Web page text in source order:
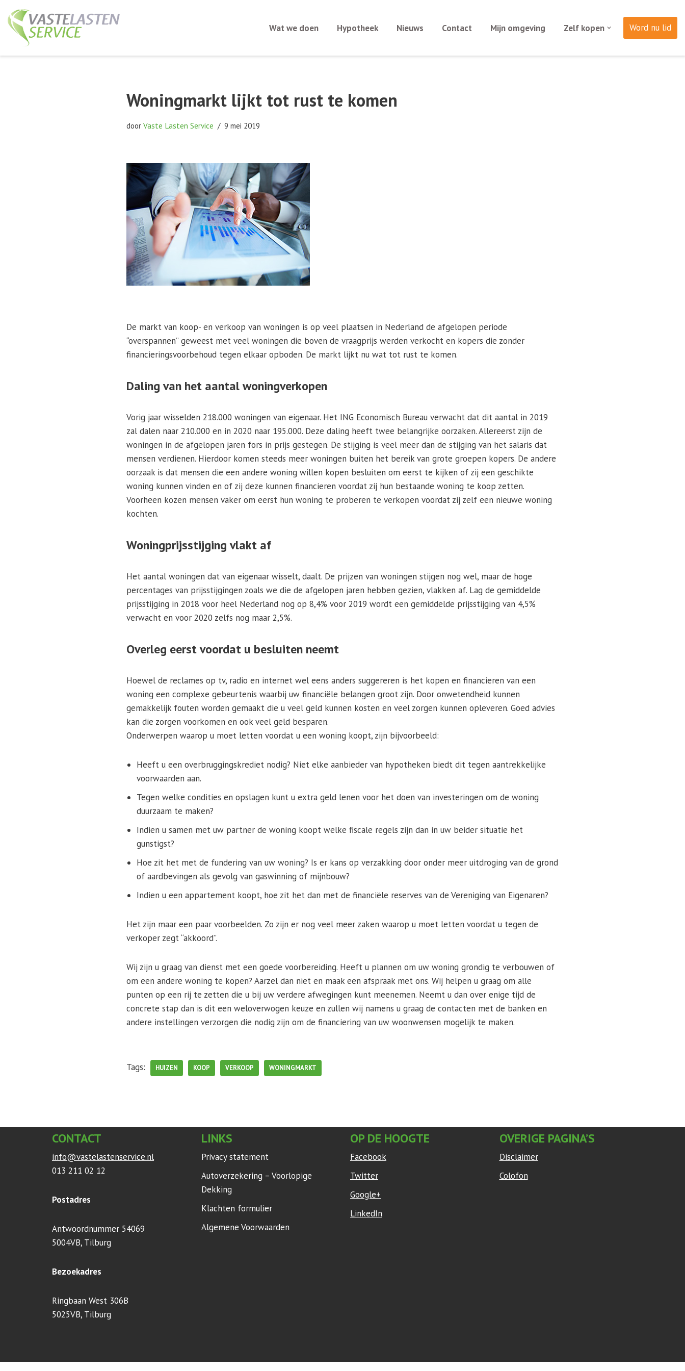
Ga
de
Wat we doen Hypotheek Nieuws Contact Mijn omgeving Zelf kopen Word nu lid
Woningmarkt lijkt tot rust te komen
doorVaste Lasten Service 9 mei 2019
De markt van koop- en verkoop van woningen is op veel plaatsen in Nederland de afgelopen periode
“overspannen” geweest met veel woningen die boven de vraagprijs werden verkocht en kopers die zonder
financieringsvoorbehoud tegen elkaar opboden. De markt lijkt nu wat tot rust te komen.
Daling van het aantal woningverkopen
Vorig jaar wisselden 218.000 woningen van eigenaar. Het ING Economisch Bureau verwacht dat dit aantal in 2019
zal dalen naar 210.000 en in 2020 naar 195.000. Deze daling heeft twee belangrijke oorzaken. Allereerst zijn de
woningen in de afgelopen jaren fors in prijs gestegen. De stijging is veel meer dan de stijging van het salaris dat
mensen verdienen. Hierdoor komen steeds meer woningen buiten het bereik van grote groepen kopers. De andere
oorzaak is dat mensen die een andere woning willen kopen besluiten om eerst te kijken of zij een geschikte
woning kunnen vinden en of zij deze kunnen financieren voordat zij hun bestaande woning te koop zetten.
Voorheen kozen mensen vaker om eerst hun woning te proberen te verkopen voordat zij zelf een nieuwe woning
kochten.
Woningprijsstijging vlakt af
Het aantal woningen dat van eigenaar wisselt, daalt. De prijzen van woningen stijgen nog wel, maar de hoge
percentages van prijsstijgingen zoals we die de afgelopen jaren hebben gezien, vlakken af. Lag de gemiddelde
prijsstijging in 2018 voor heel Nederland nog op 8,4% voor 2019 wordt een gemiddelde prijsstijging van 4,5%
verwacht en voor 2020 zelfs nog maar 2,5%.
Overleg eerst voordat u besluiten neemt
Hoewel de reclames op tv, radio en internet wel eens anders suggereren is het kopen en financieren van een
woning een complexe gebeurtenis waarbij uw financiële belangen groot zijn. Door onwetendheid kunnen
gemakkelijk fouten worden gemaakt die u veel geld kunnen kosten en veel zorgen kunnen opleveren. Goed advies
kan die zorgen voorkomen en ook veel geld besparen.
Onderwerpen waarop u moet letten voordat u een woning koopt, zijn bijvoorbeeld:
Heeft u een overbruggingskrediet nodig? Niet elke aanbieder van hypotheken biedt dit tegen aantrekkelijke
voorwaarden aan.
Tegen welke condities en opslagen kunt u extra geld lenen voor het doen van investeringen om de woning
duurzaam te maken?
Indien u samen met uw partner de woning koopt welke fiscale regels zijn dan in uw beider situatie het
gunstigst?
Hoe zit het met de fundering van uw woning? Is er kans op verzakking door onder meer uitdroging van de grond
of aardbevingen als gevolg van gaswinning of mijnbouw?
Indien u een appartement koopt, hoe zit het dan met de financiële reserves van de Vereniging van Eigenaren?
Het zijn maar een paar voorbeelden. Zo zijn er nog veel meer zaken waarop u moet letten voordat u tegen de
verkoper zegt “akkoord”.
Wij zijn u graag van dienst met een goede voorbereiding. Heeft u plannen om uw woning grondig te verbouwen of
om een andere woning te kopen? Aarzel dan niet en maak een afspraak met ons. Wij helpen u graag om alle
punten op een rij te zetten die u bij uw verdere afwegingen kunt meenemen. Neemt u dan over enige tijd de
concrete stap dan is dit een weloverwogen keuze en zullen wij namens u graag de contacten met de banken en
andere instellingen verzorgen die nodig zijn om de financiering van uw woonwensen mogelijk te maken.
Tags: HUIZEN KOOP VERKOOP WONINGMARKT
CONTACT
info@vastelastenservice.nl
013 211 02 12
Postadres
Antwoordnummer 54069
5004VB, Tilburg
Bezoekadres
Ringbaan West 306B
5025VB, Tilburg
LINKS
Privacy statement
Autoverzekering – Voorlopige
Dekking
Klachten formulier
Algemene Voorwaarden
OP DE HOOGTE
Facebook
Twitter
Google+
LinkedIn
OVERIGE PAGINA’S
Disclaimer
Colofon